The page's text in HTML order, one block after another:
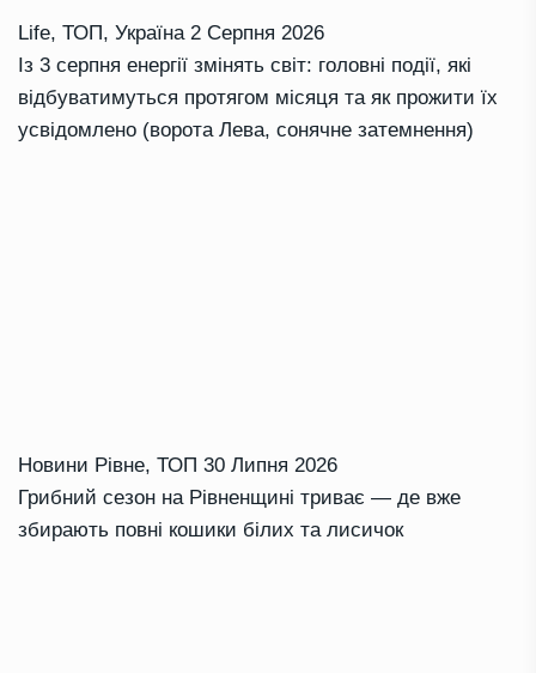
Life, ТОП, Україна 2 Серпня 2026
Із 3 серпня енергії змінять світ: головні події, які
відбуватимуться протягом місяця та як прожити їх
усвідомлено (ворота Лева, сонячне затемнення)
Новини Рівне, ТОП 30 Липня 2026
Грибний сезон на Рівненщині триває — де вже
збирають повні кошики білих та лисичок